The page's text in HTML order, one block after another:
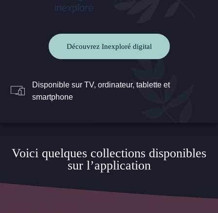
Découvrez Inexploré digital
Disponible sur TV, ordinateur, tablette et
smartphone
Voici quelques collections disponibles
sur l’application